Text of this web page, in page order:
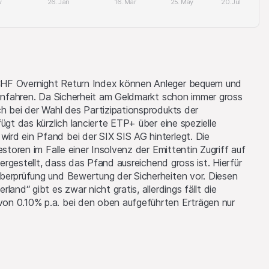
20. Jul
26. Jan 16. Mar 25. May
Overnight Return Index können Anleger bequem und
Da Sicherheit am Geldmarkt schon immer gross
bei der Wahl des Partizipationsprodukts der
das kürzlich lancierte ETP+ über eine spezielle
ein Pfand bei der SIX SIS AG hinterlegt. Die
im Falle einer Insolvenz der Emittentin Zugriff auf
dass das Pfand ausreichend gross ist. Hierfür
und Bewertung der Sicherheiten vor. Diesen
gibt es zwar nicht gratis, allerdings fällt die
0.10% p.a. bei den oben aufgeführten Erträgen nur
können
auf dieser
Market Maker
Die Handels-
beauftragter
darauf haben,
Performance
sein, und
Auch
den Besitz oder
in denen
Verkauf oder jede